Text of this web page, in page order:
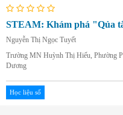
STEAM: Khám phá "Qủa
Nguyễn Thị Ngọc Tuyết
Trường MN Huỳnh Thị Hiếu, Phường
Dương
Học liệu số